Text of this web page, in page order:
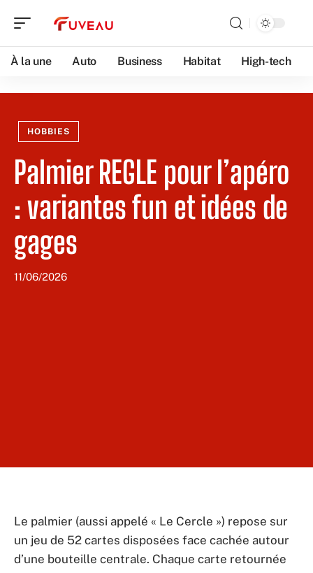
À la une Auto Business Habitat High-tech
HOBBIES
Palmier REGLE pour l’apéro
: variantes fun et idées de
gages
11/06/2026
Le palmier (aussi appelé « Le Cercle ») repose sur
un jeu de 52 cartes disposées face cachée autour
d’une bouteille centrale. Chaque carte retournée